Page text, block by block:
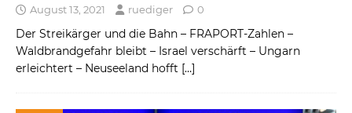
August 13, 2021 ruediger 0
Der Streikärger und die Bahn – FRAPORT-Zahlen –
Waldbrandgefahr bleibt – Israel verschärft – Ungarn
erleichtert – Neuseeland hofft […]